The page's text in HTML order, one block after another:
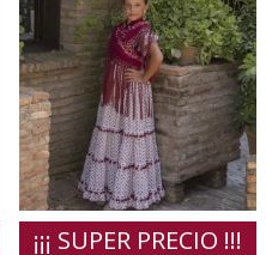
99,95 €
¡¡¡ SUPER PRECIO !!!